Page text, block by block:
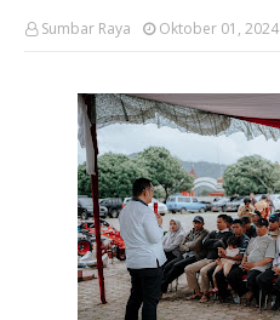
Sumbar Raya Oktober 01, 2024